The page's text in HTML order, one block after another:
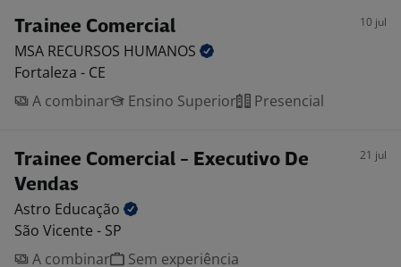
Trainee Comercial 10 jul
MSA RECURSOS HUMANOS
Fortaleza - CE
A combinar
Ensino Superior Presencial
Trainee Comercial - Executivo De
Vendas
21 jul
Astro Educação
São Vicente - SP
A combinar
Sem experiência